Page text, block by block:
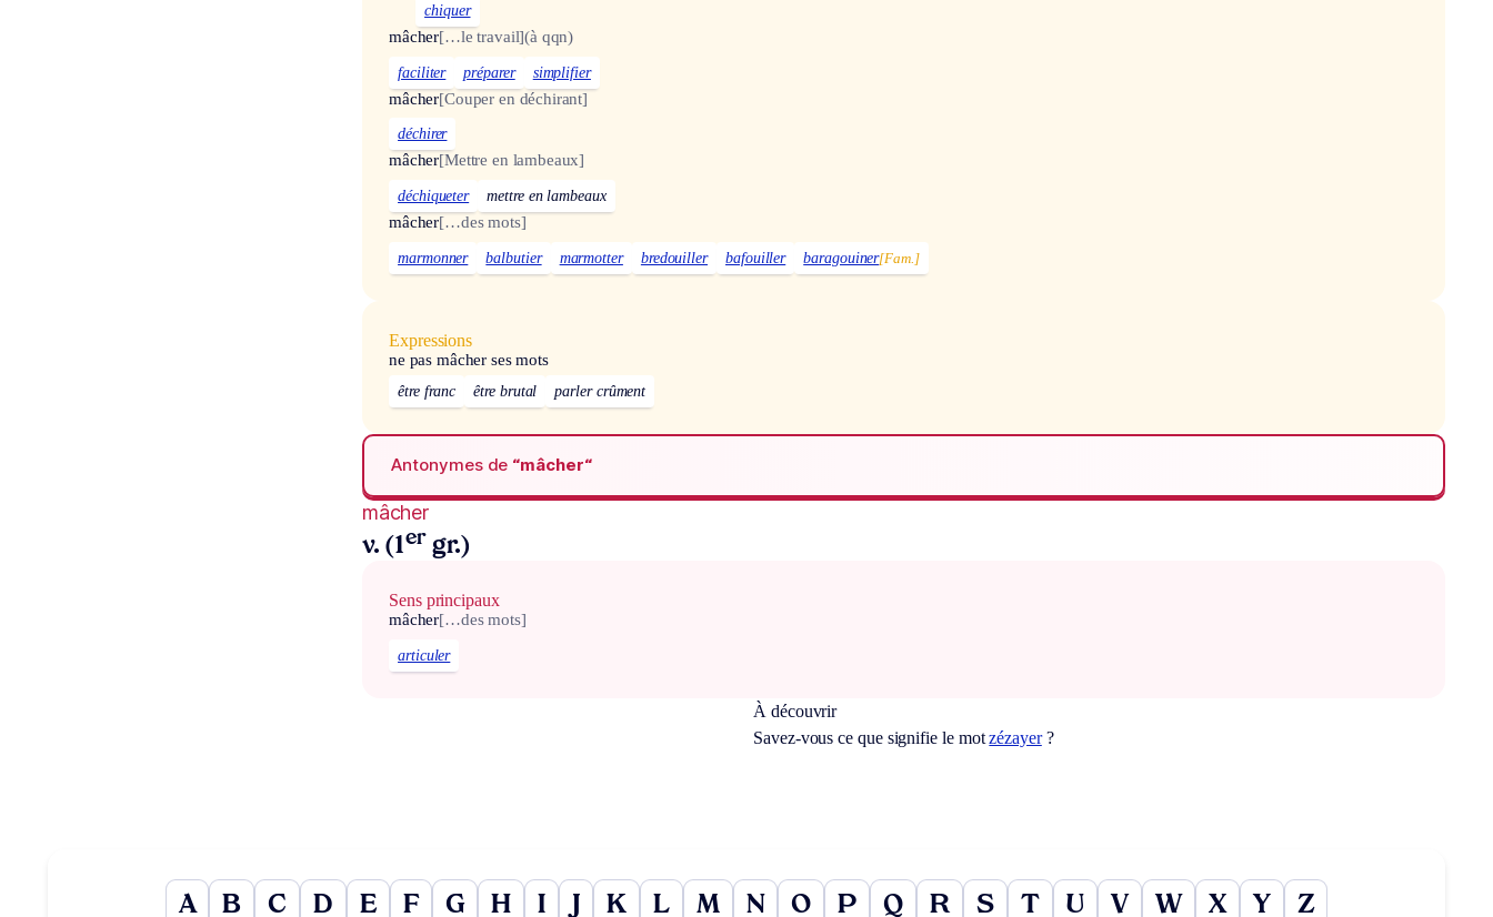
chiquer
mâcher[…le travail](à qqn)
faciliter préparer simplifier
mâcher[Couper en déchirant]
déchirer
mâcher[Mettre en lambeaux]
déchiqueter mettre en lambeaux
mâcher[…des mots]
marmonner balbutier marmotter bredouiller bafouiller baragouiner[Fam.]
Expressions
ne pas mâcher ses mots
être franc être brutal parler crûment
Antonymes de “mâcher“
mâcher
v. (1er gr.)
Sens principaux
mâcher[…des mots]
articuler
À découvrir
Savez-vous ce que signifie le motzézayer?
A B C D E F G H I K L M N O P Q R S T U V W X Y Z